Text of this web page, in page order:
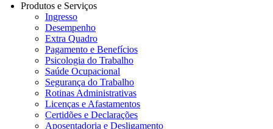
Produtos e Serviços
Ingresso
Desempenho
Extra Quadro
Pagamento e Benefícios
Psicologia do Trabalho
Saúde Ocupacional
Segurança do Trabalho
Rotinas Administrativas
Licenças e Afastamentos
Certidões e Declarações
Aposentadoria e Desligamento